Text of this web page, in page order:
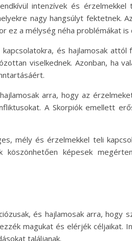
intenzívek és
nagy hangsúlyt fektetnek.
ez a mélység néha problémákat is
és hajlamosak
viselkednek. Azonban, ha
arra, hogy az
A Skorpiók emellett
mély és érzelmekkel teli
köszönhetően képesek
és hajlamosak arra, hogy
magukat és elérjék céljaikat.
találjanak.